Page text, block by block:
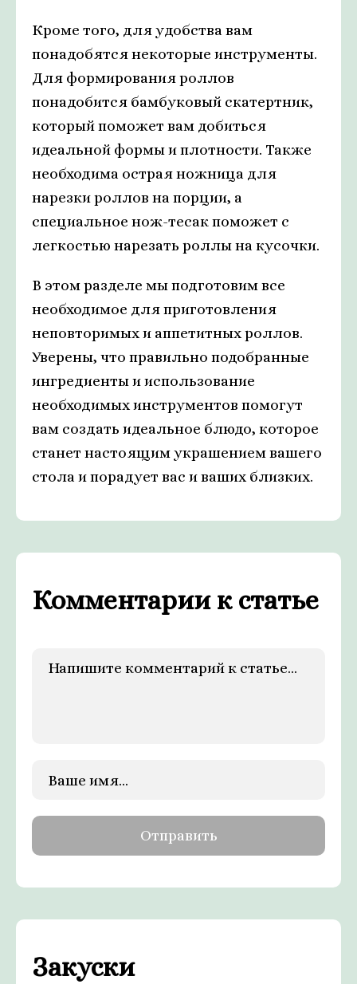
Кроме того, для удобства вам
понадобятся некоторые инструменты.
Для формирования роллов
понадобится бамбуковый скатертник,
который поможет вам добиться
идеальной формы и плотности. Также
необходима острая ножница для
нарезки роллов на порции, а
специальное нож-тесак поможет с
легкостью нарезать роллы на кусочки.
В этом разделе мы подготовим все
необходимое для приготовления
неповторимых и аппетитных роллов.
Уверены, что правильно подобранные
ингредиенты и использование
необходимых инструментов помогут
вам создать идеальное блюдо, которое
станет настоящим украшением вашего
стола и порадует вас и ваших близких.
Комментарии к статье
Закуски